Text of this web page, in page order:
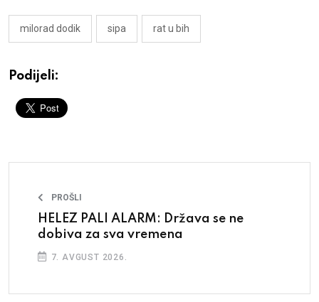
milorad dodik sipa rat u bih
Podijeli:
PROŠLI
HELEZ PALI ALARM: Država se ne
dobiva za sva vremena
7. AVGUST 2026.